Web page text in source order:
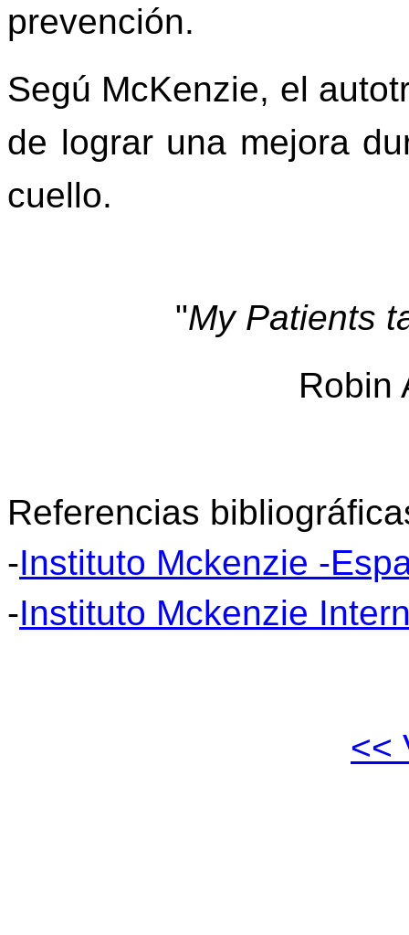
prevención.
Segú McKenzie, el
de lograr una mejora
cuello.
"My Patients
Robin
Referencias
-Instituto Mckenzie -
-Instituto Mckenzie
<<